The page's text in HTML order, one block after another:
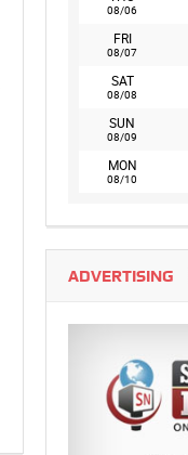
08/06
FRI
08/07
SAT
08/08
SUN
08/09
MON
08/10
ADVERTISING